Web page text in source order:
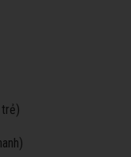
trẻ)